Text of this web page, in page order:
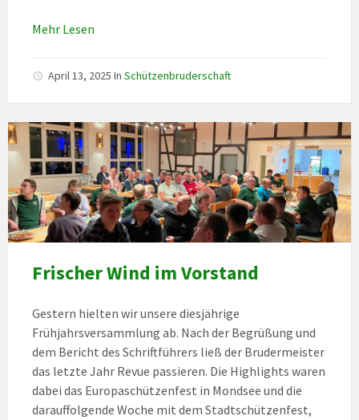
Mehr Lesen
April 13, 2025 In Schützenbruderschaft
Frischer Wind im Vorstand
Gestern hielten wir unsere diesjährige
Frühjahrsversammlung ab. Nach der Begrüßung und
dem Bericht des Schriftführers ließ der Brudermeister
das letzte Jahr Revue passieren. Die Highlights waren
dabei das Europaschützenfest in Mondsee und die
darauffolgende Woche mit dem Stadtschützenfest,